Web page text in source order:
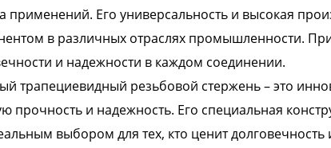
применений. Его универсальность и высокая
в различных отраслях промышленности.
и надежности в каждом соединении.
трапециевидный резьбовой стержень – это
прочность и надежность. Его специальная
выбором для тех, кто ценит